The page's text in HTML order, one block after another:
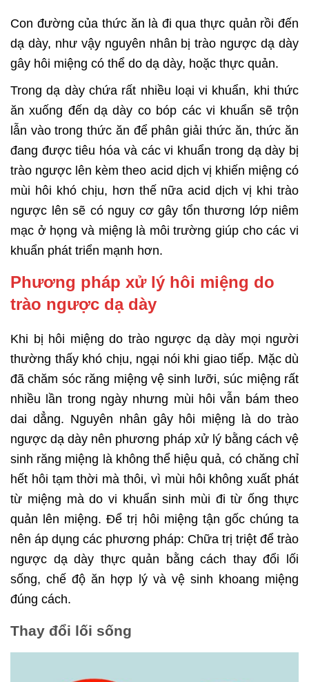
Con đường của thức ăn là đi qua thực quản rồi đến
dạ dày, như vậy nguyên nhân bị trào ngược dạ dày
gây hôi miệng có thể do dạ dày, hoặc thực quản.
Trong dạ dày chứa rất nhiều loại vi khuẩn, khi thức
ăn xuống đến dạ dày co bóp các vi khuẩn sẽ trộn
lẫn vào trong thức ăn để phân giải thức ăn, thức ăn
đang được tiêu hóa và các vi khuẩn trong dạ dày bị
trào ngược lên kèm theo acid dịch vị khiến miệng có
mùi hôi khó chịu, hơn thế nữa acid dịch vị khi trào
ngược lên sẽ có nguy cơ gây tổn thương lớp niêm
mạc ở họng và miệng là môi trường giúp cho các vi
khuẩn phát triển mạnh hơn.
Phương pháp xử lý hôi miệng do
trào ngược dạ dày
Khi bị hôi miệng do trào ngược dạ dày mọi người
thường thấy khó chịu, ngại nói khi giao tiếp. Mặc dù
đã chăm sóc răng miệng vệ sinh lưỡi, súc miệng rất
nhiều lần trong ngày nhưng mùi hôi vẫn bám theo
dai dẳng. Nguyên nhân gây hôi miệng là do trào
ngược dạ dày nên phương pháp xử lý bằng cách vệ
sinh răng miệng là không thể hiệu quả, có chăng chỉ
hết hôi tạm thời mà thôi, vì mùi hôi không xuất phát
từ miệng mà do vi khuẩn sinh mùi đi từ ống thực
quản lên miệng. Để trị hôi miệng tận gốc chúng ta
nên áp dụng các phương pháp: Chữa trị triệt để trào
ngược dạ dày thực quản bằng cách thay đổi lối
sống, chế độ ăn hợp lý và vệ sinh khoang miệng
đúng cách.
Thay đổi lối sống